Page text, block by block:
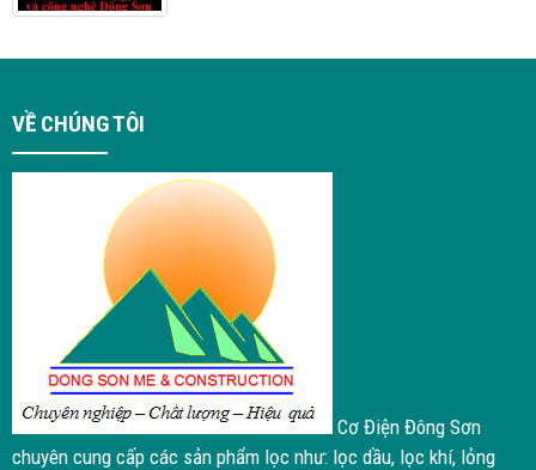
VỀ CHÚNG TÔI
Cơ Điện Đông Sơn
chuyên cung cấp các sản phẩm lọc như: lọc dầu, lọc khí, lỏng